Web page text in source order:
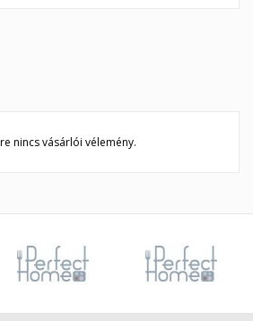
nincs vásárlói vélemény.